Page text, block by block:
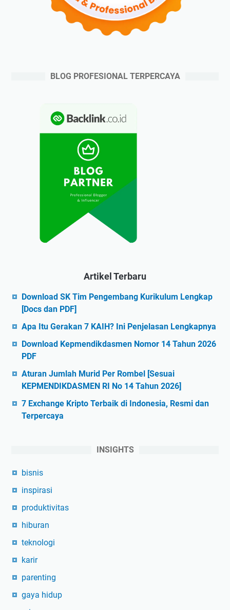
BLOG PROFESIONAL TERPERCAYA
Artikel Terbaru
Download SK Tim Pengembang Kurikulum Lengkap
[Docs dan PDF]
Apa Itu Gerakan 7 KAIH? Ini Penjelasan Lengkapnya
Download Kepmendikdasmen Nomor 14 Tahun 2026
PDF
Aturan Jumlah Murid Per Rombel [Sesuai
KEPMENDIKDASMEN RI No 14 Tahun 2026]
7 Exchange Kripto Terbaik di Indonesia, Resmi dan
Terpercaya
INSIGHTS
bisnis
inspirasi
produktivitas
hiburan
teknologi
karir
parenting
gaya hidup